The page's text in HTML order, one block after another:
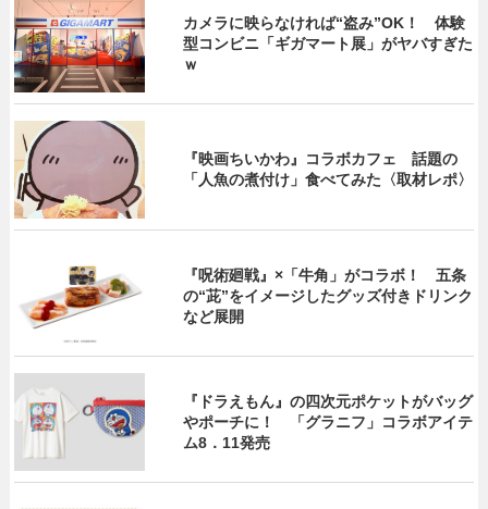
カメラに映らなければ“盗み”OK！ 体験
型コンビニ「ギガマート展」がヤバすぎた
ｗ
『映画ちいかわ』コラボカフェ 話題の
「人魚の煮付け」食べてみた〈取材レポ〉
『呪術廻戦』×「牛角」がコラボ！ 五条
の“茈”をイメージしたグッズ付きドリンク
など展開
『ドラえもん』の四次元ポケットがバッグ
やポーチに！ 「グラニフ」コラボアイテ
ム8．11発売